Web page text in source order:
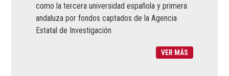
como la tercera universidad española y primera
andaluza por fondos captados de la Agencia
Estatal de Investigación
VER MÁS